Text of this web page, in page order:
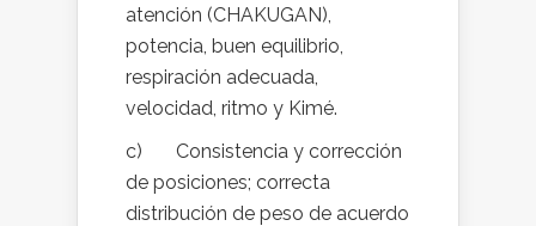
atención (CHAKUGAN),
potencia, buen equilibrio,
respiración adecuada,
velocidad, ritmo y Kimé.
c) Consistencia y corrección
de posiciones; correcta
distribución de peso de acuerdo